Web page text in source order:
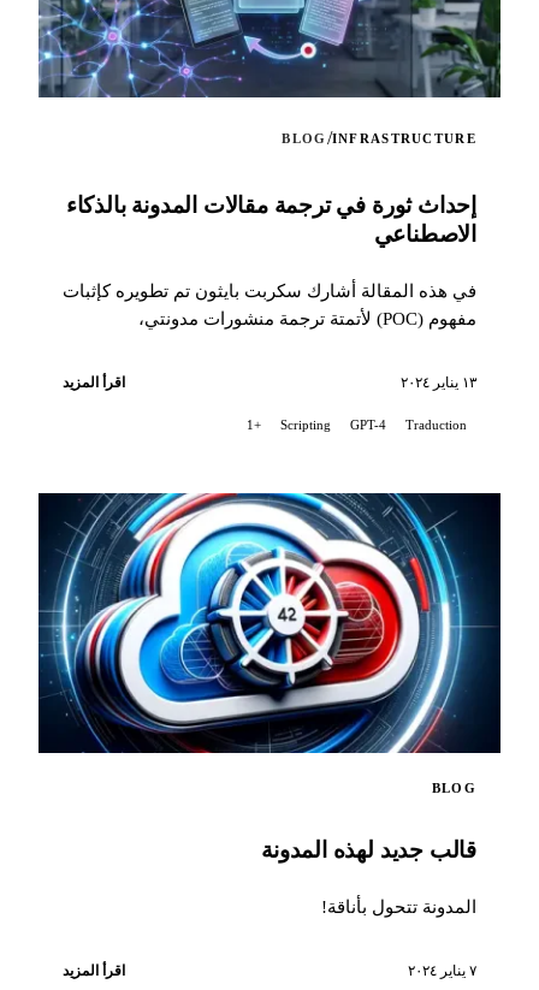
INFRASTRUCTURE
/
BLOG
إحداث ثورة في ترجمة مقالات المدونة بالذكاء
الاصطناعي
في هذه المقالة أشارك سكربت بايثون تم تطويره كإثبات
مفهوم (POC) لأتمتة ترجمة منشورات مدونتي،
١٣ يناير ٢٠٢٤ اقرأ المزيد
Traduction
GPT-4
Scripting
+1
BLOG
قالب جديد لهذه المدونة
المدونة تتحول بأناقة!
٧ يناير ٢٠٢٤ اقرأ المزيد